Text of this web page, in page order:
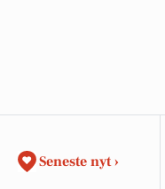
Seneste nyt ›